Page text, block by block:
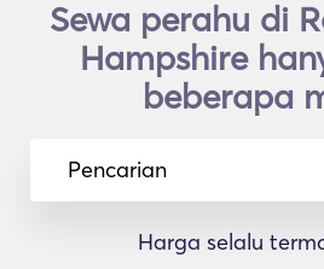
Sewa perahu di
Hampshire
beberapa
Pencarian
Harga selalu